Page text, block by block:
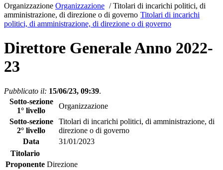
Organizzazione Organizzazione /Titolari di incarichi politici, di
amministrazione, di direzione o di governo Titolari di incarichi
politici, di amministrazione, di direzione o di governo
Direttore Generale Anno 2022-
23
Pubblicato il: 15/06/23, 09:39.
Sotto-sezione
1° livello
Organizzazione
Sotto-sezione
2° livello
Titolari di incarichi politici, di amministrazione, di
direzione o di governo
Data
31/01/2023
Titolario
Proponente Direzione